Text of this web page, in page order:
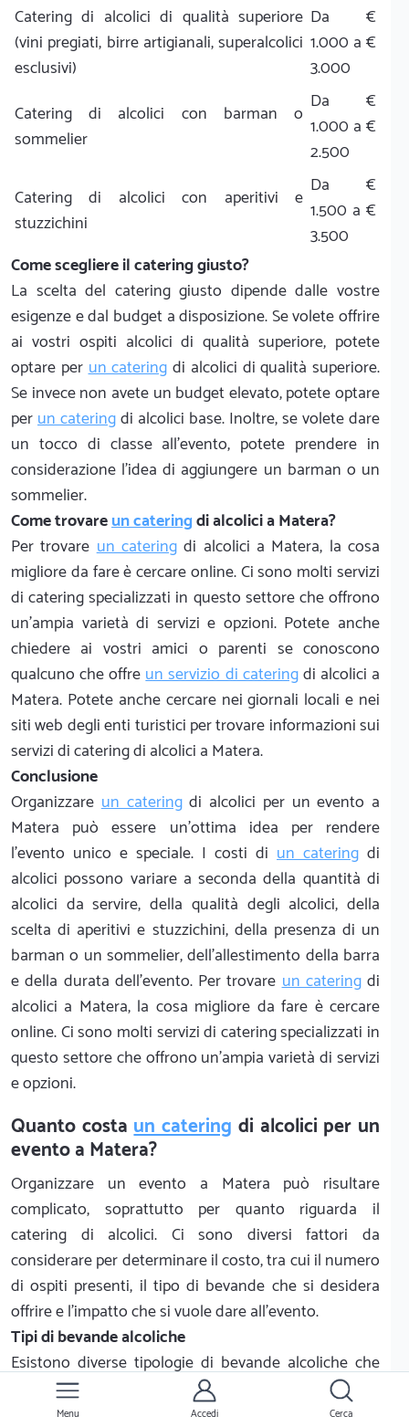
Catering di alcolici di qualità superiore
(vini pregiati, birre artigianali, superalcolici
esclusivi)
Da €
1.000 a €
3.000
Catering di alcolici con barman o
sommelier
Da €
1.000 a €
2.500
Catering di alcolici con aperitivi e
stuzzichini
Da €
1.500 a €
3.500
Come scegliere il catering giusto?
La scelta del catering giusto dipende dalle vostre
esigenze e dal budget a disposizione. Se volete offrire
ai vostri ospiti alcolici di qualità superiore, potete
optare perun catering di alcolici di qualità superiore.
Se invece non avete un budget elevato, potete optare
perun cateringdi alcolici base. Inoltre, se volete dare
un tocco di classe all'evento, potete prendere in
considerazione l'idea di aggiungere un barman o un
sommelier.
Come trovareun cateringdi alcolici a Matera?
Per trovareun catering di alcolici a Matera, la cosa
migliore da fare è cercare online. Ci sono molti servizi
di catering specializzati in questo settore che offrono
un'ampia varietà di servizi e opzioni. Potete anche
chiedere ai vostri amici o parenti se conoscono
qualcuno che offreun servizio di cateringdi alcolici a
Matera. Potete anche cercare nei giornali locali e nei
siti web degli enti turistici per trovare informazioni sui
servizi di catering di alcolici a Matera.
Conclusione
Organizzareun cateringdi alcolici per un evento a
Matera può essere un'ottima idea per rendere
l'evento unico e speciale. I costi di un catering di
alcolici possono variare a seconda della quantità di
alcolici da servire, della qualità degli alcolici, della
scelta di aperitivi e stuzzichini, della presenza di un
barman o un sommelier, dell'allestimento della barra
e della durata dell'evento. Per trovareun cateringdi
alcolici a Matera, la cosa migliore da fare è cercare
online. Ci sono molti servizi di catering specializzati in
questo settore che offrono un'ampia varietà di servizi
e opzioni.
Quanto costaun catering di alcolici per un
evento a Matera?
Organizzare un evento a Matera può risultare
complicato, soprattutto per quanto riguarda il
catering di alcolici. Ci sono diversi fattori da
considerare per determinare il costo, tra cui il numero
di ospiti presenti, il tipo di bevande che si desidera
offrire e l'impatto che si vuole dare all'evento.
Tipi di bevande alcoliche
Esistono diverse tipologie di bevande alcoliche che
possono essere offerte durante un evento. Tra queste
troviamo: birra, vino, superalcolici, liquori, cocktail e
Menu Accedi Cerca